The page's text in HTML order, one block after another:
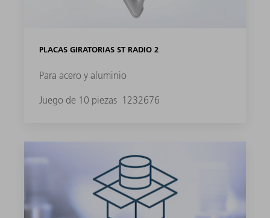
PLACAS GIRATORIAS ST RADIO 2
Para acero y aluminio
Juego de 10 piezas 1232676